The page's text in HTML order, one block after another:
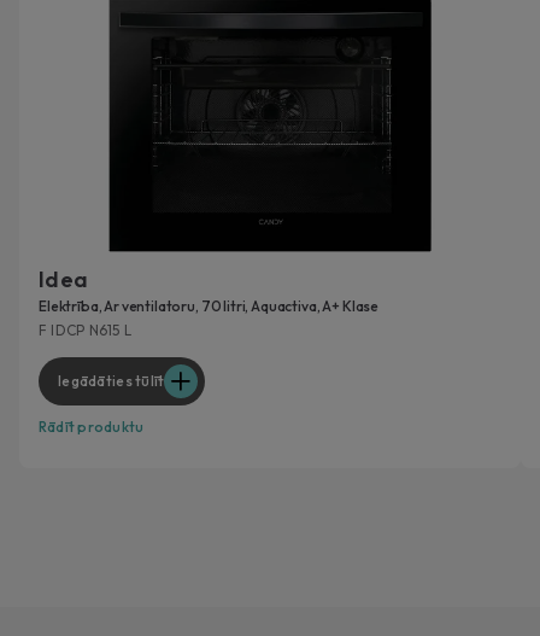
Idea
Elektrība, Ar ventilatoru, 70 litri, Aquactiva, A+ Klase
F IDCP N615 L
Iegādāties tūlīt
Rādīt produktu